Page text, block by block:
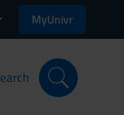
MyUnivr